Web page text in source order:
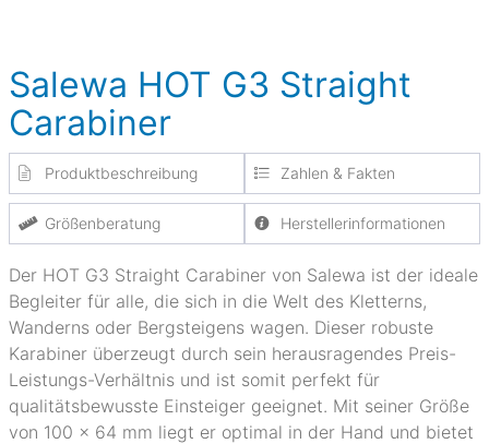
Salewa HOT G3 Straight
Carabiner
Produktbeschreibung Zahlen & Fakten
Größenberatung Herstellerinformationen
Der HOT G3 Straight Carabiner von Salewa ist der ideale
Begleiter für alle, die sich in die Welt des Kletterns,
Wanderns oder Bergsteigens wagen. Dieser robuste
Karabiner überzeugt durch sein herausragendes Preis-
Leistungs-Verhältnis und ist somit perfekt für
qualitätsbewusste Einsteiger geeignet. Mit seiner Größe
von 100 x 64 mm liegt er optimal in der Hand und bietet